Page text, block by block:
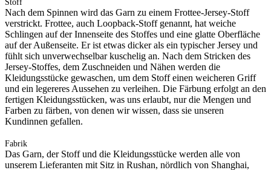
Stoff
Nach dem Spinnen wird das Garn zu einem Frottee-Jersey-Stoff
verstrickt. Frottee, auch Loopback-Stoff genannt, hat weiche
Schlingen auf der Innenseite des Stoffes und eine glatte Oberfläche
auf der Außenseite. Er ist etwas dicker als ein typischer Jersey und
fühlt sich unverwechselbar kuschelig an. Nach dem Stricken des
Jersey-Stoffes, dem Zuschneiden und Nähen werden die
Kleidungsstücke gewaschen, um dem Stoff einen weicheren Griff
und ein legereres Aussehen zu verleihen. Die Färbung erfolgt an den
fertigen Kleidungsstücken, was uns erlaubt, nur die Mengen und
Farben zu färben, von denen wir wissen, dass sie unseren
Kundinnen gefallen.
Fabrik
Das Garn, der Stoff und die Kleidungsstücke werden alle von
unserem Lieferanten mit Sitz in Rushan, nördlich von Shanghai,